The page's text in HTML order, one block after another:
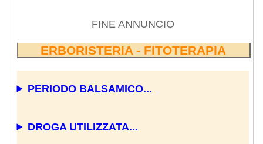
FINE ANNUNCIO
ERBORISTERIA - FITOTERAPIA
PERIODO BALSAMICO...
DROGA UTILIZZATA...